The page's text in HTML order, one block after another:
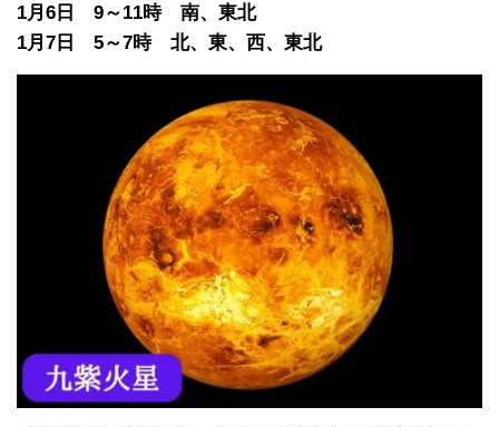
1月6日 9～11時 南、東北
1月7日 5～7時 北、東、西、東北